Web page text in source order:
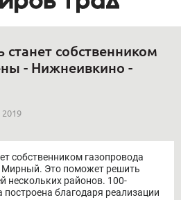
станет собственником
- Нижнеивкино -
2019
собственником газопровода
Это поможет решить
нескольких районов. 100-
благодаря реализации